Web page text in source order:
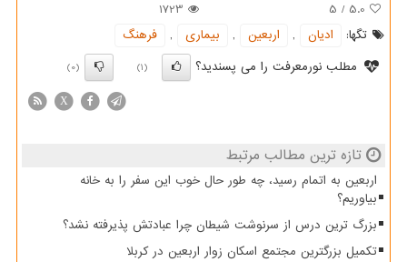
5.0
/
5
1723
تگها:
ادیان , اربعین , بیماری ,
فرهنگ
مطلب نورمعرفت را می پسندید؟
(1)
(0)
X
تازه ترین مطالب مرتبط
اربعین به اتمام رسید، چه طور حال خوب این سفر را به خانه
بیاوریم؟
بزرگ ترین درس از سرنوشت شیطان چرا عبادتش پذیرفته نشد؟
تکمیل بزرگترین مجتمع اسکان زوار اربعین در کربلا